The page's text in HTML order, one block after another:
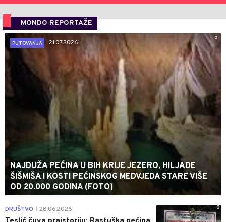
MONDO REPORTAŽE
0
PUTOVANJA
21.07.2026.
NAJDUŽA PEĆINA U BIH KRIJE JEZERO, HILJADE
ŠIŠMIŠA I KOSTI PEĆINSKOG MEDVJEDA STARE VIŠE
OD 20.000 GODINA (FOTO)
0
DRUŠTVO 28.06.2026.